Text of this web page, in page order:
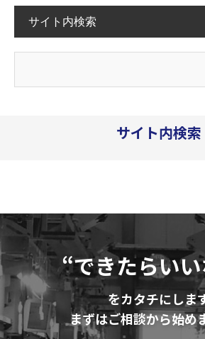
サイト内検索
サイト内検索
“できたらい
をカタチにしま
まずはご相談から始め